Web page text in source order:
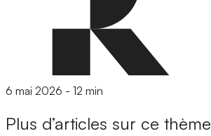
6 mai 2026 - 12 min
Plus d’articles sur ce thème